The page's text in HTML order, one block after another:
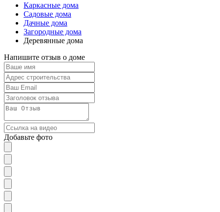
Каркасные дома
Садовые дома
Дачные дома
Загородные дома
Деревянные дома
Напишите отзыв о доме
Добавьте фото